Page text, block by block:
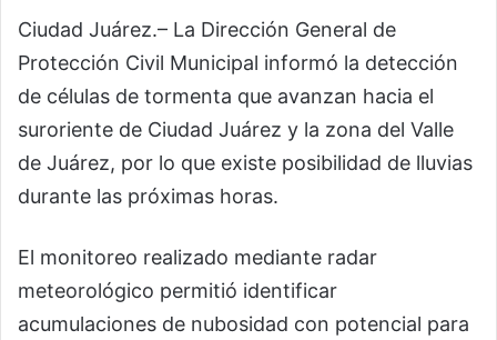
Ciudad Juárez.– La Dirección General de
Protección Civil Municipal informó la detección
de células de tormenta que avanzan hacia el
suroriente de Ciudad Juárez y la zona del Valle
de Juárez, por lo que existe posibilidad de lluvias
durante las próximas horas.
El monitoreo realizado mediante radar
meteorológico permitió identificar
acumulaciones de nubosidad con potencial para